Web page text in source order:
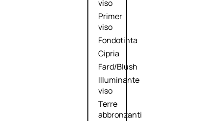
viso
Primer
viso
Fondotinta
Cipria
Fard/Blush
Illuminante
viso
Terre
abbronzanti